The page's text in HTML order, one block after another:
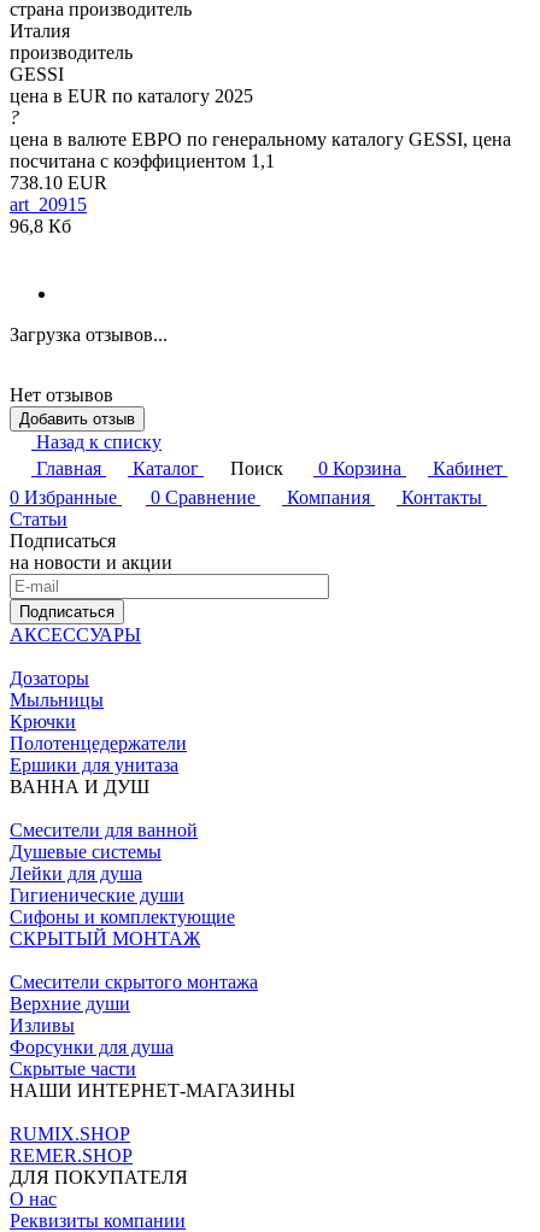
страна производитель
Италия
производитель
GESSI
цена в EUR по каталогу 2025
?
цена в валюте ЕВРО по генеральному каталогу GESSI, цена
посчитана с коэффициентом 1,1
738.10 EUR
art_20915
96,8 Кб
Загрузка отзывов...
Нет отзывов
Добавить отзыв
Назад к списку
Главная
Каталог Поиск 0 Корзина
Кабинет
0 Избранные 0 Сравнение Компания
Контакты
Статьи
Подписаться
на новости и акции
Подписаться
АКСЕССУАРЫ
Дозаторы
Мыльницы
Крючки
Полотенцедержатели
Ершики для унитаза
ВАННА И ДУШ
Смесители для ванной
Душевые системы
Лейки для душа
Гигиенические души
Сифоны и комплектующие
СКРЫТЫЙ МОНТАЖ
Смесители скрытого монтажа
Верхние души
Изливы
Форсунки для душа
Скрытые части
НАШИ ИНТЕРНЕТ-МАГАЗИНЫ
RUMIX.SHOP
REMER.SHOP
ДЛЯ ПОКУПАТЕЛЯ
О нас
Реквизиты компании